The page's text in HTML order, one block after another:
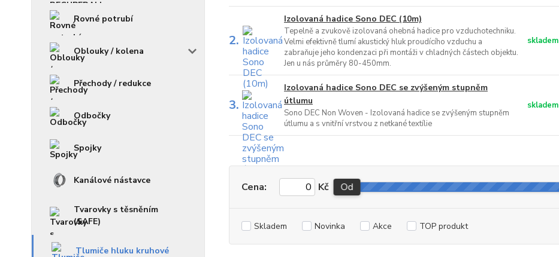
Rovné potrubí
Oblouky / kolena
Přechody / redukce
Odbočky
Spojky
Kanálové nástavce
Tvarovky s těsněním
(SAFE)
Tlumiče hluku kruhové
2.
Izolovaná hadice Sono DEC (10m)
Tepelně a zvukově izolovaná ohebná hadice pro vzduchotechniku.
Velmi efektivně tlumí akustický hluk proudícího vzduchu a
zabraňuje jeho kondenzaci při montáži v chladných částech objektu.
Jen u nás průměry 80-450mm.
skladem
3.
Izolovaná hadice Sono DEC se zvýšeným stupněm
útlumu
Sono DEC Non Woven - Izolovaná hadice se zvýšeným stupněm
útlumu a s vnitřní vrstvou z netkané textílie
skladem
Cena: Kč Od
Skladem Novinka Akce TOP produkt